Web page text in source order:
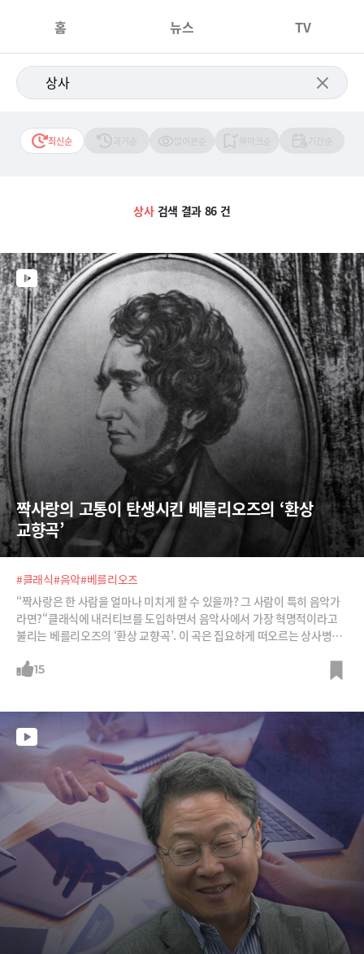
홈 뉴스 TV
최신순
상사검색 결과 86 건
짝사랑의 고통이 탄생시킨 베를리오즈의 ‘환상
교향곡’
#클래식#음악#베를리오즈
“짝사랑은 한 사람을 얼마나 미치게 할 수 있을까? 그 사람이 특히 음악가
라면?“클래식에 내러티브를 도입하면서 음악사에서 가장 혁명적이라고
불리는 베를리오즈의 ‘환상 교향곡’. 이 곡은 집요하게 떠오르는 상사병의
는 열정에 마비되었다”던 짝사랑의 고통이 그대로 담겨 있습니다.희망 없
15